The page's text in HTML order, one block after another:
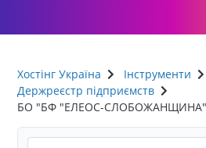
Хостінг Україна Інструменти
Держреєстр підприємств
БО "БФ "ЕЛЕОС-СЛОБОЖАНЩИНА"